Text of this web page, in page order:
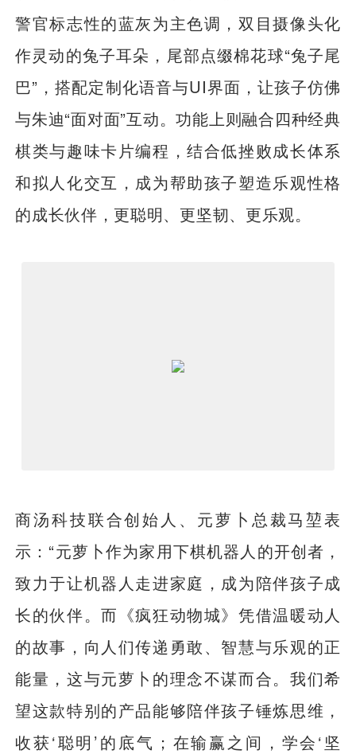
警官标志性的蓝灰为主色调，双目摄像头化
作灵动的兔子耳朵，尾部点缀棉花球“兔子尾
巴”，搭配定制化语音与UI界面，让孩子仿佛
与朱迪“面对面”互动。功能上则融合四种经典
棋类与趣味卡片编程，结合低挫败成长体系
和拟人化交互，成为帮助孩子塑造乐观性格
的成长伙伴，更聪明、更坚韧、更乐观。
商汤科技联合创始人、元萝卜总裁马堃表
示：“元萝卜作为家用下棋机器人的开创者，
致力于让机器人走进家庭，成为陪伴孩子成
长的伙伴。而《疯狂动物城》凭借温暖动人
的故事，向人们传递勇敢、智慧与乐观的正
能量，这与元萝卜的理念不谋而合。我们希
望这款特别的产品能够陪伴孩子锤炼思维，
收获‘聪明’的底气；在输赢之间，学会‘坚